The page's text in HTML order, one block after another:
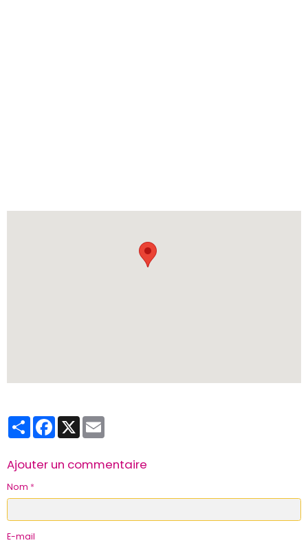
PartagerFacebook
X
Ajouter un commentaire
Nom
E-mail